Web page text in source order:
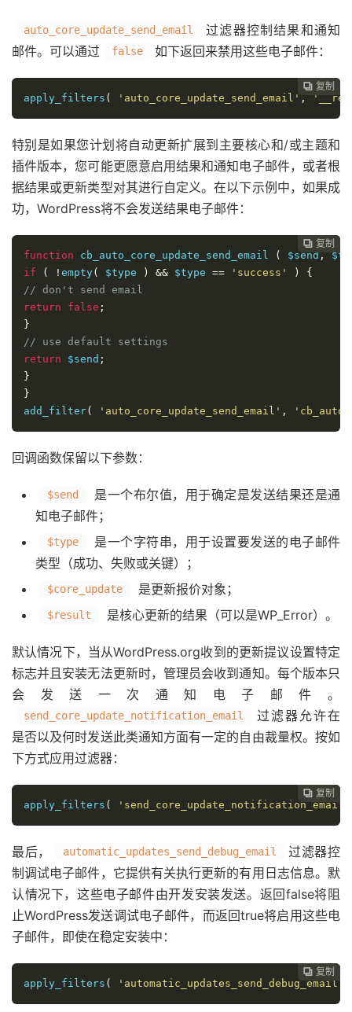
auto_core_update_send_email
过滤器控制结果和通知
邮件。可以通过
false 如下返回来禁用这些电子邮件：
 复制
 复制
 复制
 复制
 复制
 复制
apply_filters ( 'auto_core_update_send_email' ,
特别是如果您计划将自动更新扩展到主要核心和/或主题和
插件版本，您可能更愿意启用结果和通知电子邮件，或者根
据结果或更新类型对其进行自定义。在以下示例中，如果成
功，WordPress将不会发送结果电子邮件：
 复制
 复制
 复制
 复制
 复制
function cb_auto_core_update_send_email ( $send ,
if
( ! empty( $type ) && $type == 'success' )
{
// don't send email
return
false ;
}
// use default settings
return $send ;
}
}
add_filter( 'auto_core_update_send_email' ,
回调函数保留以下参数：
$send
是一个布尔值，用于确定是发送结果还是通
知电子邮件；
$type
是一个字符串，用于设置要发送的电子邮件
类型（成功、失败或关键）；
$core_update 是更新报价对象；
$result 是核心更新的结果（可以是WP_Error）。
默认情况下，当从WordPress.org收到的更新提议设置特定
标志并且安装无法更新时，管理员会收到通知。每个版本只
会发送一次通知电子邮件。
send_core_update_notification_email
过滤器允许在
是否以及何时发送此类通知方面有一定的自由裁量权。按如
下方式应用过滤器：
 复制
 复制
 复制
 复制
apply_filters ( 'send_core_update_notification_email'
最后， automatic_updates_send_debug_email
过滤器控
制调试电子邮件，它提供有关执行更新的有用日志信息。默
认情况下，这些电子邮件由开发安装发送。返回false将阻
止WordPress发送调试电子邮件，而返回true将启用这些电
子邮件，即使在稳定安装中：
 复制
 复制
 复制
apply_filters ( 'automatic_updates_send_debug_email'